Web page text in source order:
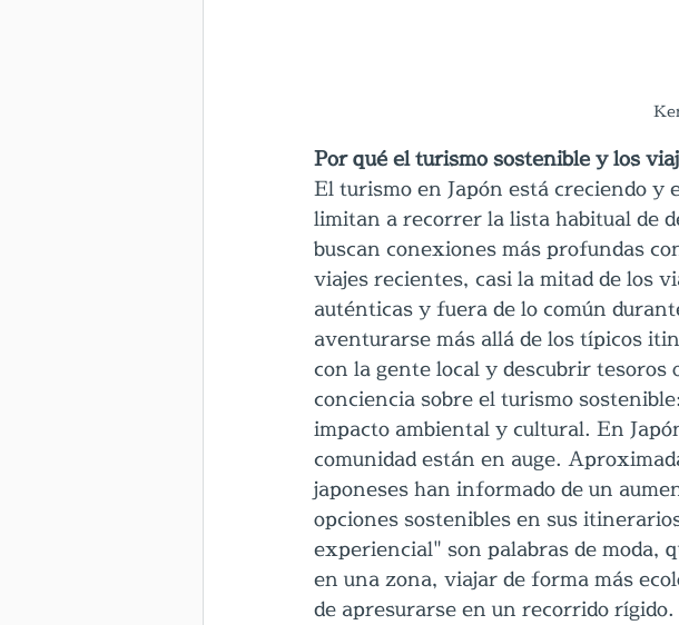
Por qué el turismo sostenible y los
El turismo en Japón está creciendo y
limitan a recorrer la lista habitual de
buscan conexiones más profundas
viajes recientes, casi la mitad de los
auténticas y fuera de lo común
aventurarse más allá de los típicos
con la gente local y descubrir
conciencia sobre el turismo
impacto ambiental y cultural. En
comunidad están en auge.
japoneses han informado de un
opciones sostenibles en sus
experiencial" son palabras de moda,
en una zona, viajar de forma más
de apresurarse en un recorrido rígido.